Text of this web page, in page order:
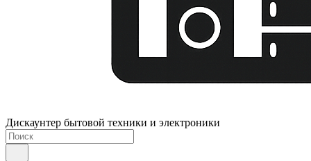
Дискаунтер бытовой техники и электроники